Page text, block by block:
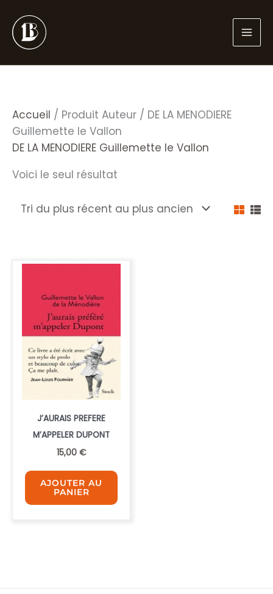
au
contenu
Accueil / Produit Auteur / DE LA MENODIERE
Guillemette le Vallon
DE LA MENODIERE Guillemette le Vallon
Voici le seul résultat
J’AURAIS PREFERE
M’APPELER DUPONT
15,00 €
AJOUTER AU
PANIER